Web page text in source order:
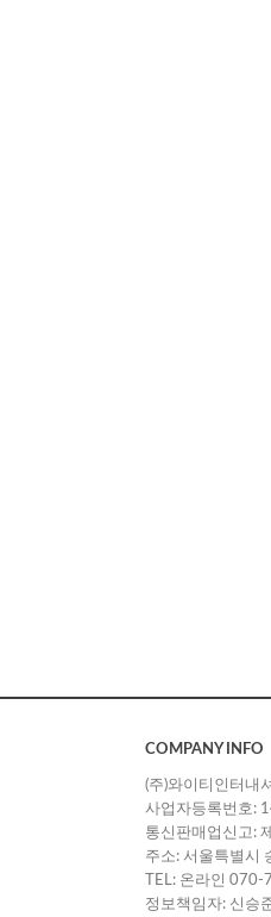
COMPANY INFO
(주)와이티인터내
사업자등록번호:
통신판매업신고:
주소: 서울특별시
TEL: 온라인
정보책임자: 신승